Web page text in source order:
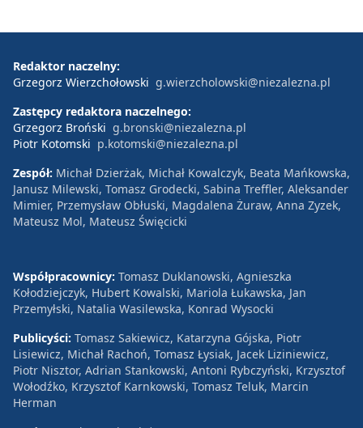
Redaktor naczelny:
Grzegorz Wierzchołowski g.wierzcholowski@niezalezna.pl
Zastępcy redaktora naczelnego:
Grzegorz Broński g.bronski@niezalezna.pl
Piotr Kotomski p.kotomski@niezalezna.pl
Zespół: Michał Dzierżak, Michał Kowalczyk, Beata Mańkowska,
Janusz Milewski, Tomasz Grodecki, Sabina Treffler, Aleksander
Mimier, Przemysław Obłuski, Magdalena Żuraw, Anna Zyzek,
Mateusz Mol, Mateusz Święcicki
Współpracownicy: Tomasz Duklanowski, Agnieszka
Kołodziejczyk, Hubert Kowalski, Mariola Łukawska, Jan
Przemyłski, Natalia Wasilewska, Konrad Wysocki
Publicyści: Tomasz Sakiewicz, Katarzyna Gójska, Piotr
Lisiewicz, Michał Rachoń, Tomasz Łysiak, Jacek Liziniewicz,
Piotr Nisztor, Adrian Stankowski, Antoni Rybczyński, Krzysztof
Wołodźko, Krzysztof Karnkowski, Tomasz Teluk, Marcin
Herman